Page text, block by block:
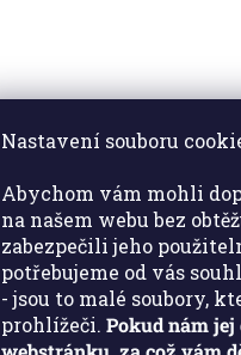
Nastavení souboru
Abychom vám mohli
na našem webu bez
zabezpečili jeho
potřebujeme od vás
- jsou to malé soubory,
prohlížeči. Pokud nám